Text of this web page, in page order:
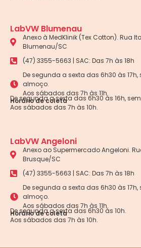
LabVW Blumenau
Anexo à MedKlinik (Tex Cotton). Rua
Blumenau/SC
(47) 3355-5663 | SAC: Das 7h às 18h
De segunda a sexta das 6h30 às
almoço.
Aos sábados das 7h às 11h.
Horário de coleta
De segunda a sexta das 6h30 às 16h,
Aos sábados das 7h às 10h.
LabVW Angeloni
Anexo ao Supermercado Angeloni.
Brusque/SC
(47) 3355-5663 | SAC: Das 7h às 18h
De segunda a sexta das 6h30 às
almoço.
Aos sábados das 7h às 11h.
Horário de coleta
De segunda a sexta das 6h30 às 10h.
Aos sábados das 7h às 10h.